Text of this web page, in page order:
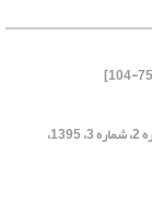
[دوره 2، شماره 3، 1395،